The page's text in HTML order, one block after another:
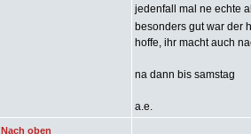
jedenfall mal ne echte
besonders gut war der
hoffe, ihr macht auch
na dann bis samstag
a.e.
Nach oben